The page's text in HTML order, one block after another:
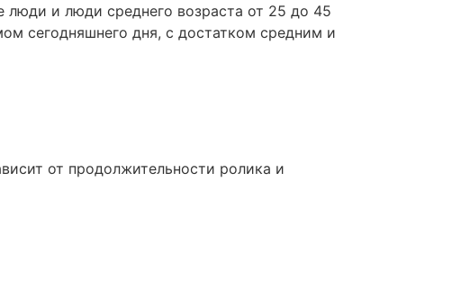
и люди среднего возраста от 25 до 45
сегодняшнего дня, с достатком средним и
от продолжительности ролика и